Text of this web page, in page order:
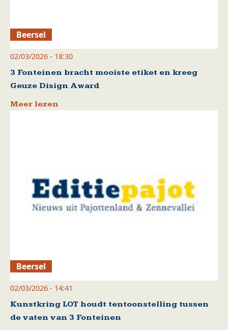
Beersel
02/03/2026 - 18:30
3 Fonteinen bracht mooiste etiket en kreeg
Geuze Disign Award
Meer lezen
Beersel
02/03/2026 - 14:41
Kunstkring LOT houdt tentoonstelling tussen
de vaten van 3 Fonteinen